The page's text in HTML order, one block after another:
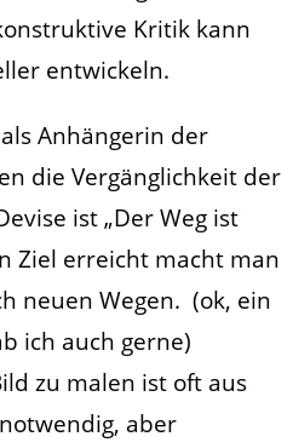
Kritik kann
entwickeln.
Anhängerin der
die Vergänglichkeit der
ist „Der Weg ist
Ziel erreicht macht man
neuen Wegen. (ok, ein
ich auch gerne)
zu malen ist oft aus
aber